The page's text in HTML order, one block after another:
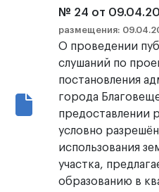
№ 24 от
размещения:
О проведении
слушаний по
постановления
города
предоставлении
условно
использования
участка,
образованию в